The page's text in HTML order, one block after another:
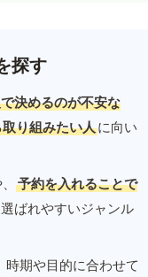
探す
決めるのが不安な
り組みたい人に向い
予約を入れることで
ばれやすいジャンル
時期や目的に合わせて